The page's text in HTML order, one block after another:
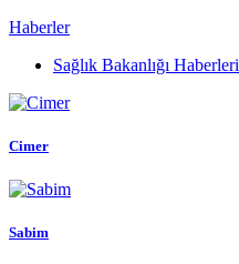
Haberler
Sağlık Bakanlığı Haberleri
Cimer
Sabim